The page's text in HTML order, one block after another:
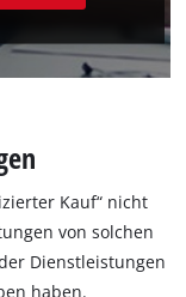
Kauf“ nicht
von solchen
Dienstleistungen
haben.